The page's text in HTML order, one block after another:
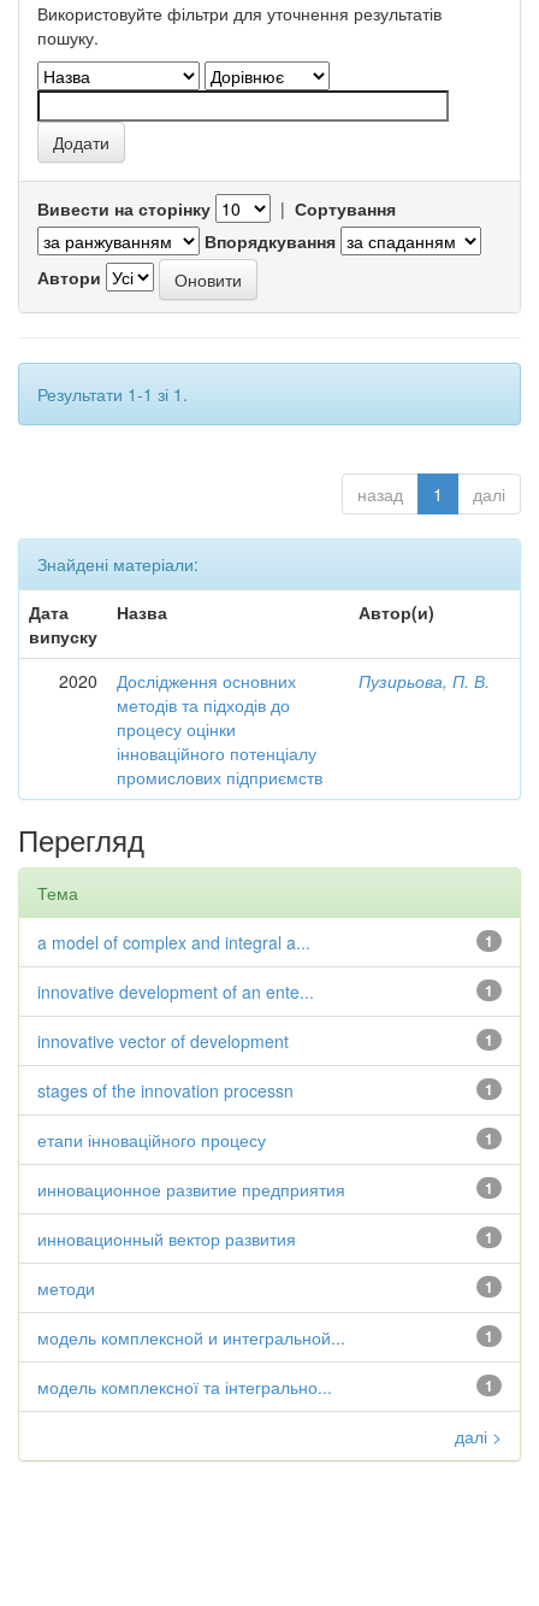
Використовуйте фільтри для уточнення результатів
пошуку.
Вивести на сторінку | Сортування
Впорядкування
Автори
Результати 1-1 зі 1.
назад 1 далі
Знайдені матеріали:
Дата
випуску
Назва Автор(и)
2020
Дослідження основних
методів та підходів до
процесу оцінки
інноваційного потенціалу
промислових підприємств
Пузирьова, П. В.
Перегляд
Тема
1
a model of complex and integral a...
1
innovative development of an ente...
1
innovative vector of development
1
stages of the innovation processn
1
етапи інноваційного процесу
1
инновационное развитие предприятия
1
инновационный вектор развития
1
методи
1
модель комплексной и интегральной...
1
модель комплексної та інтегрально...
далі >